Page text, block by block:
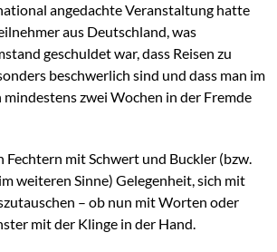
angedachte Veranstaltung hatte
aus Deutschland, was
geschuldet war, dass Reisen zu
beschwerlich sind und dass man im
zwei Wochen in der Fremde
Fechtern mit Schwert und Buckler (bzw.
weiteren Sinne) Gelegenheit, sich mit
– ob nun mit Worten oder
mit der Klinge in der Hand.